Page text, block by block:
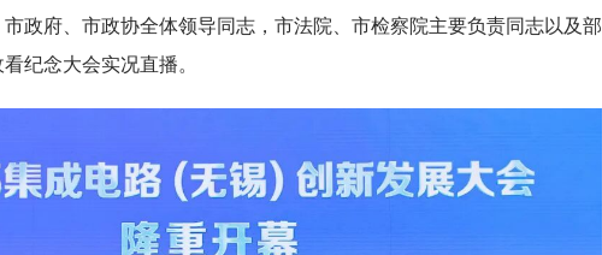
政府、市政协全体领导同志，市法院、市检察院主要负责同志以及部
纪念大会实况直播。